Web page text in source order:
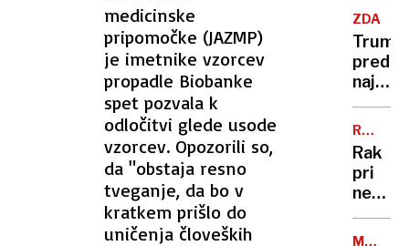
medicinske
pripomočke (JAZMP)
je imetnike vzorcev
propadle Biobanke
spet pozvala k
odločitvi glede usode
vzorcev. Opozorili so,
da "obstaja resno
tveganje, da bo v
kratkem prišlo do
uničenja človeških
sem,
da
se
rampi
potniki
so
ga
tresli
in
ZDA
Trump
pred
so
nizke
SIN
Rak
pri
Bidnu
MEJNI